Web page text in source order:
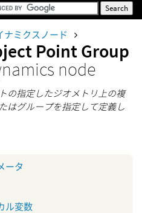
ナミクスノード
Point Group
node
の指定したジオメトリ上の複
はグループを指定して定義し
ータ
ル変数